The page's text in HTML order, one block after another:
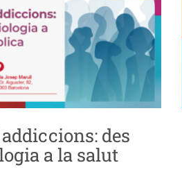
des
a la salut